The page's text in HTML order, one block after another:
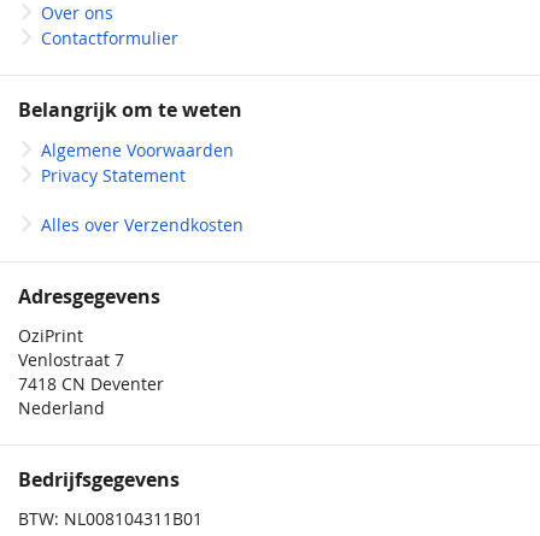
Over ons
Contactformulier
Belangrijk om te weten
Algemene Voorwaarden
Privacy Statement
Alles over Verzendkosten
Adresgegevens
OziPrint
Venlostraat 7
7418 CN Deventer
Nederland
Bedrijfsgegevens
BTW: NL008104311B01